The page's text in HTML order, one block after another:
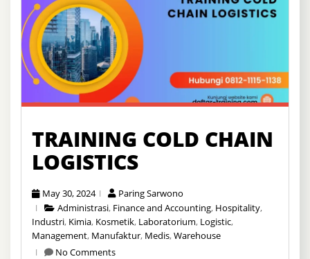
TRAINING COLD CHAIN
LOGISTICS
May 30, 2024
Paring Sarwono
Administrasi, Finance and Accounting, Hospitality,
Industri, Kimia, Kosmetik, Laboratorium, Logistic,
Management, Manufaktur, Medis,Warehouse
No Comments